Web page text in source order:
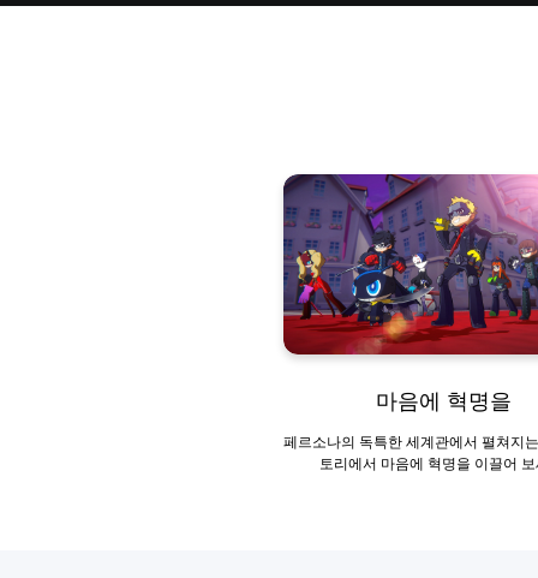
마음에 혁명을
페르소나의 독특한 세계관에서 펼쳐지
토리에서 마음에 혁명을 이끌어